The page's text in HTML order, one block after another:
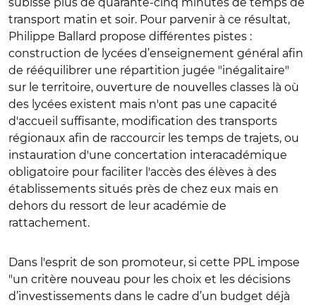
transport matin et soir. Pour parvenir à ce résultat,
Philippe Ballard propose différentes pistes :
construction de lycées d’enseignement général afin
de rééquilibrer une répartition jugée "inégalitaire"
sur le territoire, ouverture de nouvelles classes là où
des lycées existent mais n'ont pas une capacité
d'accueil suffisante, modification des transports
régionaux afin de raccourcir les temps de trajets, ou
instauration d'une concertation interacadémique
obligatoire pour faciliter l'accès des élèves à des
établissements situés près de chez eux mais en
dehors du ressort de leur académie de
rattachement.
Dans l'esprit de son promoteur, si cette PPL impose
"un critère nouveau pour les choix et les décisions
d’investissements dans le cadre d’un budget déjà